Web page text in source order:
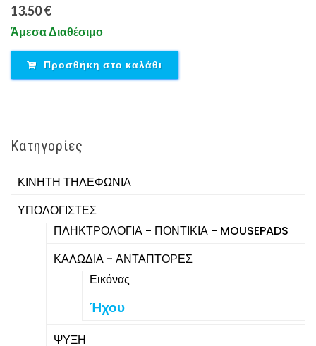
13.50 €
Άμεσα Διαθέσιμο
Προσθήκη στο καλάθι
Κατηγορίες
ΚΙΝΗΤΗ ΤΗΛΕΦΩΝΙΑ
ΥΠΟΛΟΓΙΣΤΕΣ
ΠΛΗΚΤΡΟΛΟΓΙΑ - ΠΟΝΤΙΚΙΑ - MOUSEPADS
ΚΑΛΩΔΙΑ - ΑΝΤΑΠΤΟΡΕΣ
Εικόνας
Ήχου
ΨΥΞΗ